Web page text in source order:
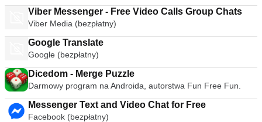
Viber Messenger - Free Video Calls Group Chats
Viber Media (bezpłatny)
Google Translate
Google (bezpłatny)
Dicedom - Merge Puzzle
Darmowy program na Androida, autorstwa Fun Free Fun.
Messenger Text and Video Chat for Free
Facebook (bezpłatny)